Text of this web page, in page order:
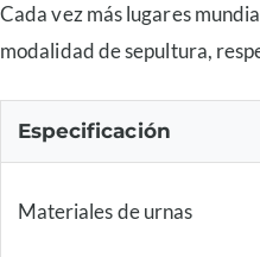
Cada vez más lugares
modalidad de sepultura,
Especificación
Materiales de urnas